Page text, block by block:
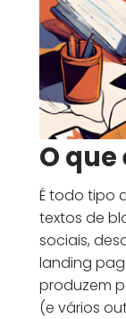
O
É todo tipo
textos de
sociais,
landing
produzem
(e vários